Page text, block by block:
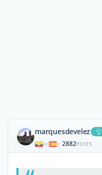
marquesdevelez
| 2882POSTS